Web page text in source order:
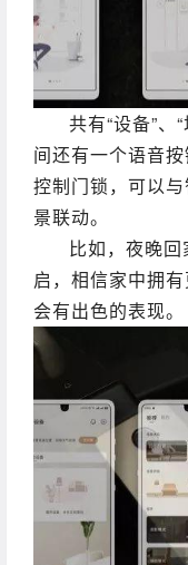
共有“设备”、
间还有一个语音
控制门锁，可以
景联动。
比如， 夜晚回
启，相信家中拥
会有出色的表现。